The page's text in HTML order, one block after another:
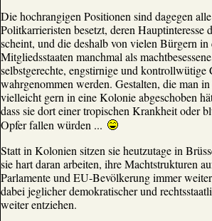
Die hochrangigen Positionen sind dagegen
Politkarrieristen besetzt, deren Hauptinteresse
scheint, und die deshalb von vielen Bürgern
Mitgliedsstaaten manchmal als
selbstgerechte, engstirnige und kontrollwütige
wahrgenommen werden. Gestalten, die man
vielleicht gern in eine Kolonie abgeschoben
dass sie dort einer tropischen Krankheit oder
Opfer fallen würden ...
Statt in Kolonien sitzen sie heutzutage in
sie hart daran arbeiten, ihre Machtstrukturen
Parlamente und EU-Bevölkerung immer
dabei jeglicher demokratischer und
weiter entziehen.